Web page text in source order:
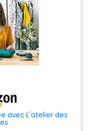
avec L'atelier des